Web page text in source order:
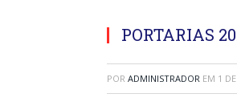
PORTARIAS
POR ADMINISTRADOR EM 1